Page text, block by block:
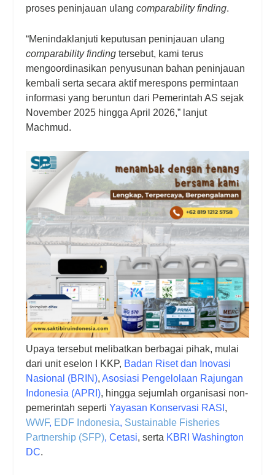
proses peninjauan ulangcomparability finding.
“Menindaklanjuti keputusan peninjauan ulang
comparability finding tersebut, kami terus
mengoordinasikan penyusunan bahan peninjauan
kembali serta secara aktif merespons permintaan
informasi yang beruntun dari Pemerintah AS sejak
November 2025 hingga April 2026,” lanjut
Machmud.
Upaya tersebut melibatkan berbagai pihak, mulai
dari unit eselon I KKP, Badan Riset dan Inovasi
Nasional (BRIN),Asosiasi Pengelolaan Rajungan
Indonesia (APRI), hingga sejumlah organisasi non-
pemerintah sepertiYayasan Konservasi RASI ,
WWF, EDF Indonesia, Sustainable Fisheries
Partnership (SFP), Cetasi, serta KBRI Washington
DC.